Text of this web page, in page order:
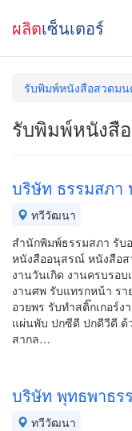
ผลิตเซ็นเตอร์
รับพิมพ์หนังสือสวดมน
รับพิมพ์หนังสื
บริษัท ธรรมสภา
ทวีวัฒนา
สำนักพิมพ์ธรรมสภา รับ
หนังสืออนุสรณ์ หนังสือส
งานวันเกิด งานครบรอบ
งานศพ รับแทรกหน้า ร
อวยพร รับทำสติ๊กเกอร์ง
แผ่นพับ ปกซีดี ปกดีวีดี ด้
สากล…
บริษัท พุทธพาธร
ทวีวัฒนา